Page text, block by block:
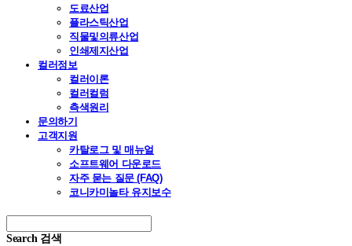
도료산업
플라스틱산업
직물및의류산업
인쇄제지산업
컬러정보
컬러이론
컬러컬럼
측색원리
문의하기
고객지원
카탈로그 및 매뉴얼
소프트웨어 다운로드
자주 묻는 질문 (FAQ)
코니카미놀타 유지보수
Search 검색